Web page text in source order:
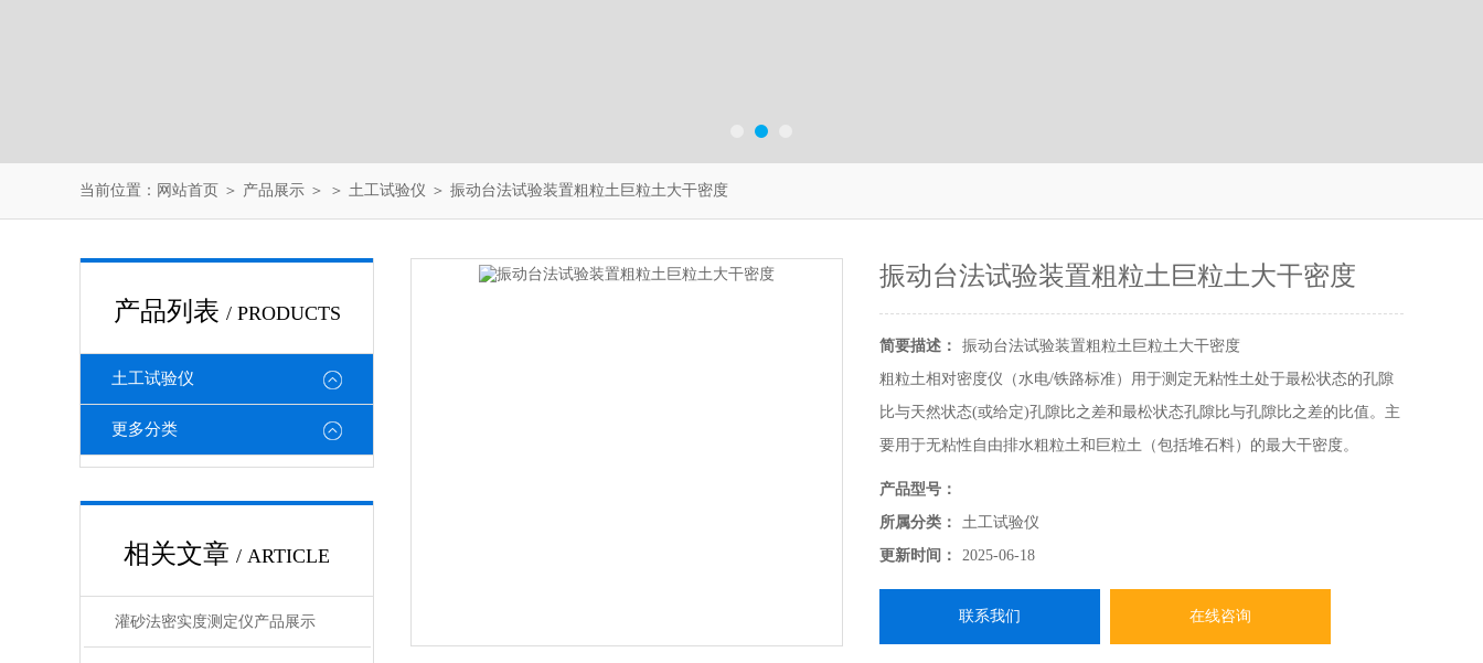
当前位置： 网站首页 ＞ 产品展示 ＞ ＞ 土工试验仪 ＞ 振动台法试验装置粗粒土巨粒土大干密度
产品列表 / PRODUCTS
土工试验仪
更多分类
相关文章 / ARTICLE
灌砂法密实度测定仪产品展示
振动台法试验装置粗粒土巨粒土大干密度
简要描述：
振动台法试验装置粗粒土巨粒土大干密度
粗粒土相对密度仪（水电/铁路标准）用于测定无粘性土处于最松状态的孔隙
比与天然状态(或给定)孔隙比之差和最松状态孔隙比与孔隙比之差的比值。主
要用于无粘性自由排水粗粒土和巨粒土（包括堆石料）的最大干密度。
产品型号：
所属分类：
土工试验仪
更新时间：
2025-06-18
联系我们 在线咨询